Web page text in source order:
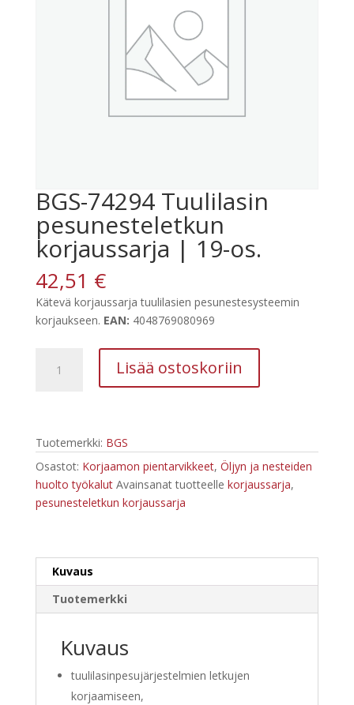
BGS-74294 Tuulilasin
pesunesteletkun
korjaussarja | 19-os.
42,51 €
Kätevä korjaussarja tuulilasien pesunestesysteemin
korjaukseen. EAN: 4048769080969
74294
|
19-
os.
määrä
Lisää ostoskoriin
Tuotemerkki: BGS
Osastot: Korjaamon pientarvikkeet, Öljyn ja nesteiden
huolto työkalut Avainsanat tuotteelle korjaussarja,
pesunesteletkun korjaussarja
Kuvaus
Tuotemerkki
Kuvaus
tuulilasinpesujärjestelmien letkujen
korjaamiseen,